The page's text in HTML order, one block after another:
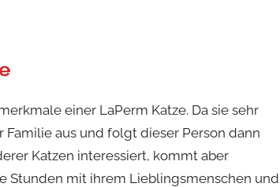
einer LaPerm Katze. Da sie sehr
aus und folgt dieser Person dann
Katzen interessiert, kommt aber
Stunden mit ihrem Lieblingsmenschen und